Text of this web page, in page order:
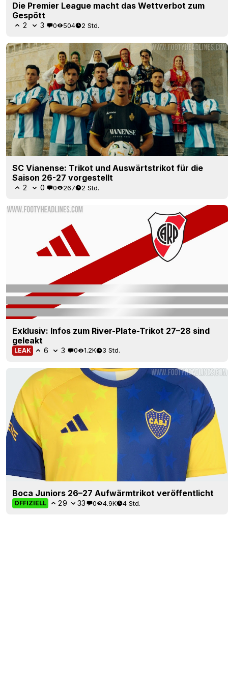
Die Premier League macht das Wettverbot zum
Gespött
2 3 0 504 2 Std.
SC Vianense: Trikot und Auswärtstrikot für die
Saison 26-27 vorgestellt
2 0 0 267 2 Std.
Exklusiv: Infos zum River-Plate-Trikot 27–28 sind
geleakt
LEAK 6 3 0 1.2K 3 Std.
Boca Juniors 26–27 Aufwärmtrikot veröffentlicht
OFFIZIELL 29 33 0 4.9K 4 Std.